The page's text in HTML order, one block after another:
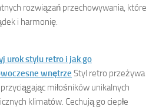
rozwiązań przechowywania, które
i harmonię.
urok stylu retro i jak go
wnętrze Styl retro przeżywa
miłośników unikalnych
klimatów. Cechują go ciepłe